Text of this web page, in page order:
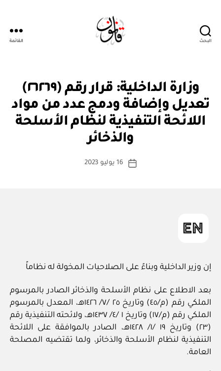
البحث القائمة
التصنيفات
ار
وزارة الداخلية: قرار رقم (٢٦٢٦٩)
تعديل وإضافة ودمج عدد من مواد
اللائحة التنفيذية لنظام الأسلحة
والذخائر
كاتب
بو
س
ة
تاريخ
16 يوليو 2023
إن وزير الداخلية وبناءً على الصلاحيات المخولة له نظاماً
بعد الاطلاع على نظام الأسلحة والذخائر الصادر بالمرسوم
الملكي رقم (م/٤٥) وتاريخ ٢٥ /٧/ ١٤٢٦هـ، المعدل بالمرسوم
الملكي رقم (م/١٧) وتاريخ ١ /٤/ ١٤٣٧هـ، ولائحته التنفيذية رقم
(٢٣) وتاريخ ١٩ /١/ ١٤٢٨هـ، الصادر بالموافقة على اللائحة
التنفيذية لنظام الأسلحة والذخائر، ولما تقتضيه المصلحة
العامة.